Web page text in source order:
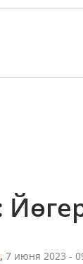
7 июня 2023 -